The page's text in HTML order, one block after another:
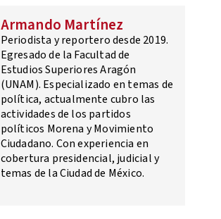
Armando Martínez
Periodista y reportero desde 2019.
Egresado de la Facultad de
Estudios Superiores Aragón
(UNAM). Especializado en temas de
política, actualmente cubro las
actividades de los partidos
políticos Morena y Movimiento
Ciudadano. Con experiencia en
cobertura presidencial, judicial y
temas de la Ciudad de México.